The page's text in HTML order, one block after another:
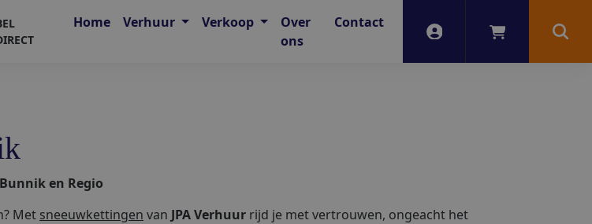
Account Winkelwagen
Home Verhuur Verkoop
Over
ons
Contact
en Regio
Met sneeuwkettingen van JPA Verhuur rijd je met vertrouwen, ongeacht het